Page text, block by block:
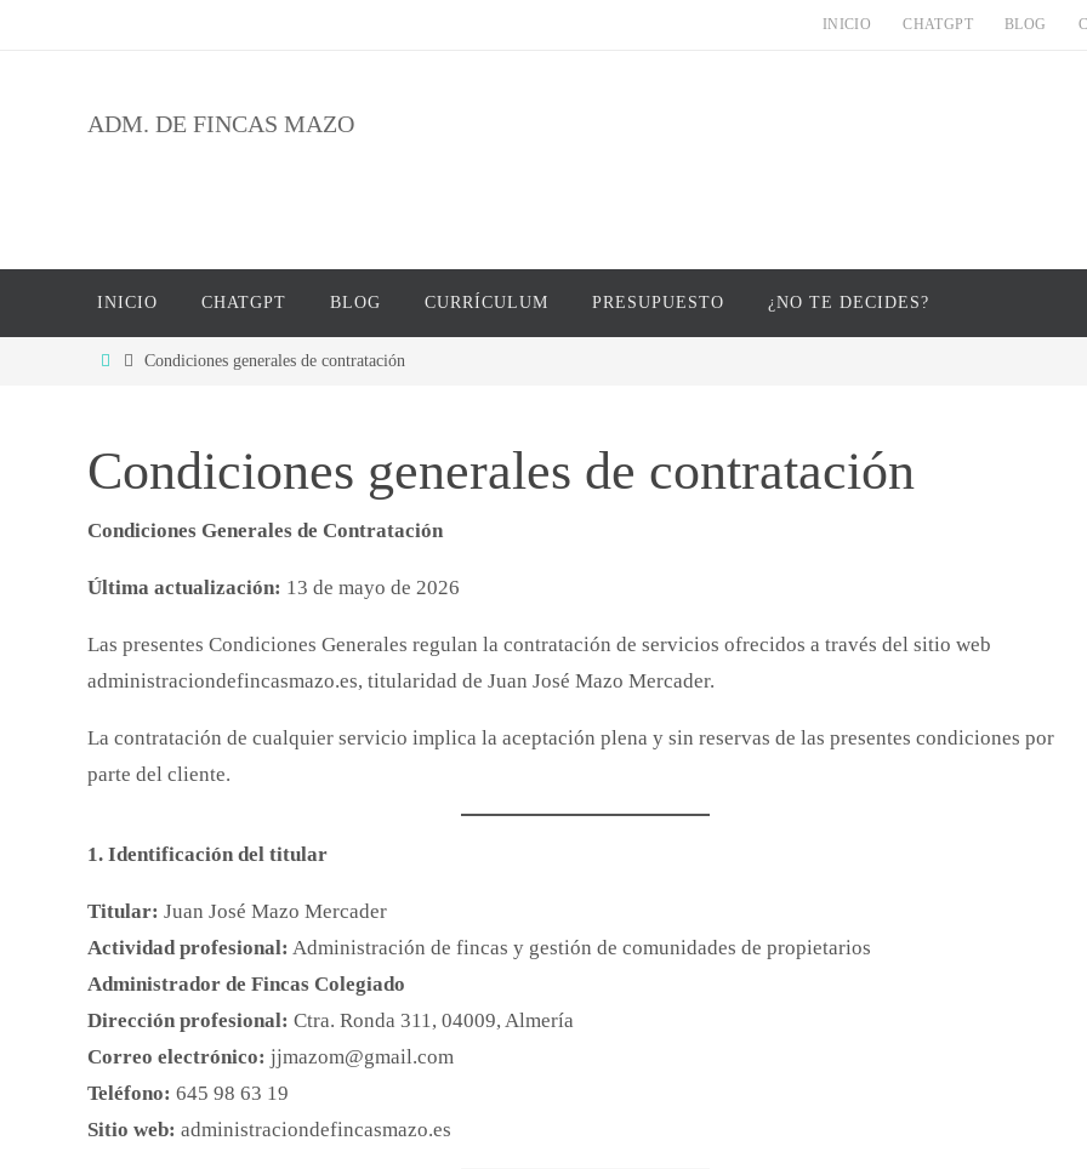
INICIO CHATGPT BLOG
ADM. DE FINCAS MAZO
INICIO CHATGPT BLOG CURRÍCULUM PRESUPUESTO ¿NO TE DECIDES?
InicioCondiciones generales de contratación
Condiciones generales de contratación
Condiciones Generales de Contratación
Última actualización: 13 de mayo de 2026
Las presentes Condiciones Generales regulan la contratación de servicios ofrecidos a través del sitio web
administraciondefincasmazo.es, titularidad de Juan José Mazo Mercader.
La contratación de cualquier servicio implica la aceptación plena y sin reservas de las presentes condiciones por
parte del cliente.
1. Identificación del titular
Titular: Juan José Mazo Mercader
Actividad profesional: Administración de fincas y gestión de comunidades de propietarios
Administrador de Fincas Colegiado
Dirección profesional: Ctra. Ronda 311, 04009, Almería
Correo electrónico: jjmazom@gmail.com
Teléfono: 645 98 63 19
Sitio web: administraciondefincasmazo.es